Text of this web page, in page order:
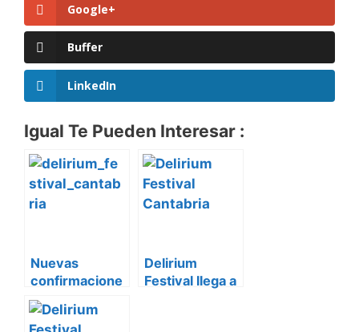
Google+
Buffer
LinkedIn
Igual Te Pueden Interesar :
Nuevas
confirmacione
s Delirium
Festival
Delirium
Festival llega a